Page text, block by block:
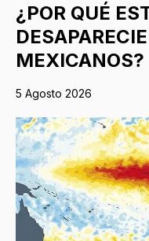
¿POR QUÉ
MEXICANOS?
5 Agosto 2026